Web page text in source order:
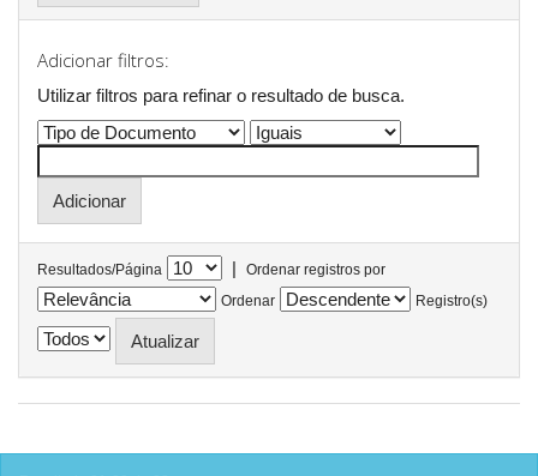
Adicionar filtros:
Utilizar filtros para refinar o resultado de busca.
Resultados/Página |
Ordenar registros por
Ordenar
Registro(s)